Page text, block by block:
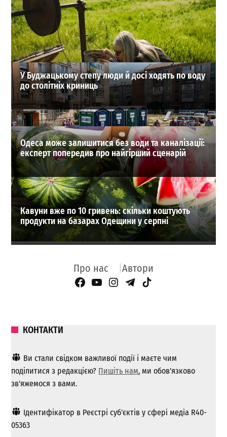
Російський «шахед» вдарив по цивільному буксиру:
судно вдалося врятувати
04.08.2026
ВИБІР РЕДАКЦІЇ
У Буджацькому степу люди й досі ходять по воду
до столітніх криниць
Одеса може залишитися без води та каналізації:
експерт попередив про найгірший сценарій
Кавуни вже по 10 гривень: скільки коштують
продукти на базарах Одещини у серпні
Про нас Автори
Facebook Page
YouTube
Instagram
Telegram
TikTok
КОНТАКТИ
Ви стали свідком важливої ​​події і маєте чим
поділитися з редакцією? Пишіть нам, ми обов'язково
зв'яжемося з вами.
Ідентифікатор в Реєстрі суб'єктів у сфері медіа R40-
05363